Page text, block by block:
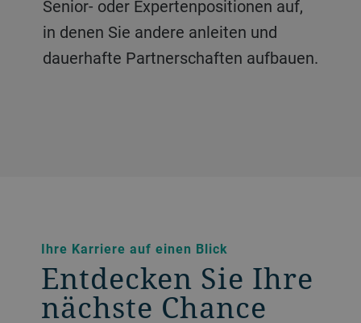
Senior- oder Expertenpositionen auf,
in denen Sie andere anleiten und
dauerhafte Partnerschaften aufbauen.
Zusammenarbeit mit dem Vertrieb,
dem Product Management und
Führungskräften setzen sie Strategien
langfristige Ausrichtung des Vertriebs.
Wir suchen erfahrene Fachleute mit
fundierten Kenntnissen und
Ihre Karriere auf einen Blick
Entdecken Sie Ihre
nächste Chance